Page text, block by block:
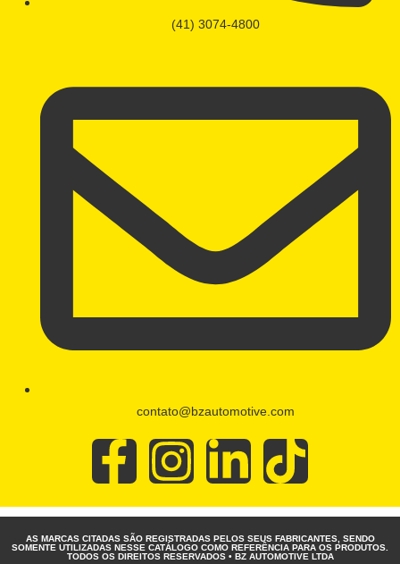
(41) 3074-4800
contato@bzautomotive.com
AS MARCAS CITADAS SÃO REGISTRADAS PELOS SEUS FABRICANTES, SENDO
SOMENTE UTILIZADAS NESSE CATÁLOGO COMO REFERÊNCIA PARA OS PRODUTOS.
TODOS OS DIREITOS RESERVADOS • BZ AUTOMOTIVE LTDA